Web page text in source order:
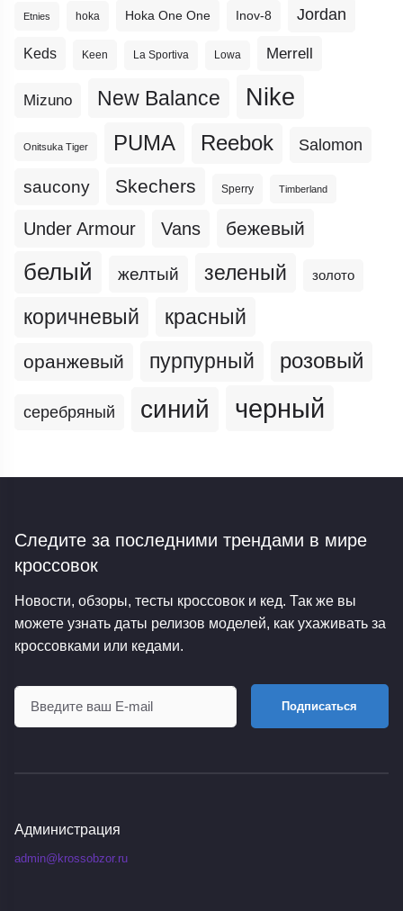
Etnies hoka Hoka One One Inov-8 Jordan
Keds Keen La Sportiva Lowa Merrell
Mizuno New Balance Nike
Onitsuka Tiger PUMA Reebok Salomon
saucony Skechers Sperry Timberland
Under Armour Vans бежевый
белый желтый зеленый золото
коричневый красный
оранжевый пурпурный розовый
серебряный синий черный
Следите за последними трендами в мире
кроссовок
Новости, обзоры, тесты кроссовок и кед. Так же вы
можете узнать даты релизов моделей, как ухаживать за
кроссовками или кедами.
Подписаться
Администрация
admin@krossobzor.ru